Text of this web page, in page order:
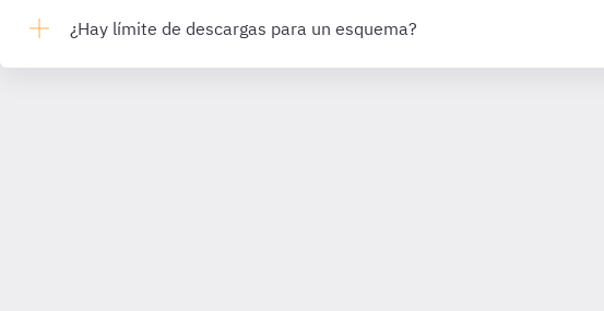
¿Hay límite de descargas para un esquema?